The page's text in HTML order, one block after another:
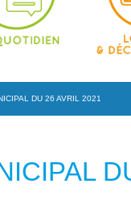
DU 26 AVRIL 2021